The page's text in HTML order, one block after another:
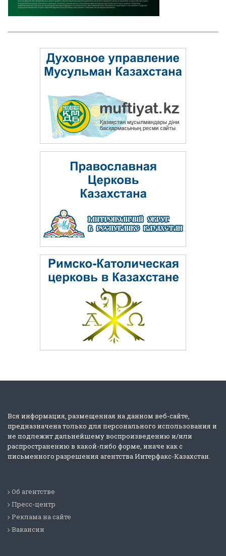
Вся информация, размещенная на данном веб-сайте,
предназначена только для персонального использования и
не подлежит дальнейшему воспроизведению и/или
распространению в какой-либо форме, иначе как с
письменного разрешения агентства Интерфакс-Казахстан.
Об агентстве
Пресс-центр
Реклама на сайте
Вакансии